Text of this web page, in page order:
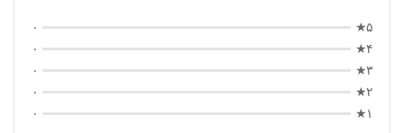
۵★
۰
۴★
۰
۳★
۰
۲★
۰
۱★
۰